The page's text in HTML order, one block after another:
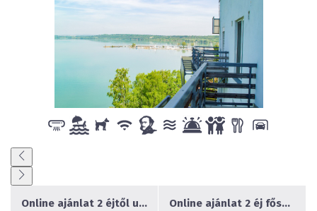
Online ajánlat 2 éjtől utószezon
Online ajánlat 2 éj főszezon